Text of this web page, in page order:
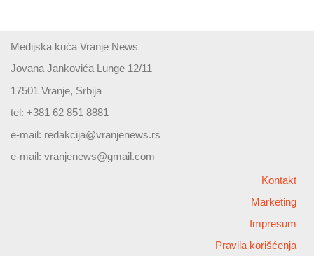
Medijska kuća Vranje News
Jovana Jankovića Lunge 12/11
17501 Vranje, Srbija
tel: +381 62 851 8881
e-mail: redakcija@vranjenews.rs
e-mail: vranjenews@gmail.com
Kontakt
Marketing
Impresum
Pravila korišćenja